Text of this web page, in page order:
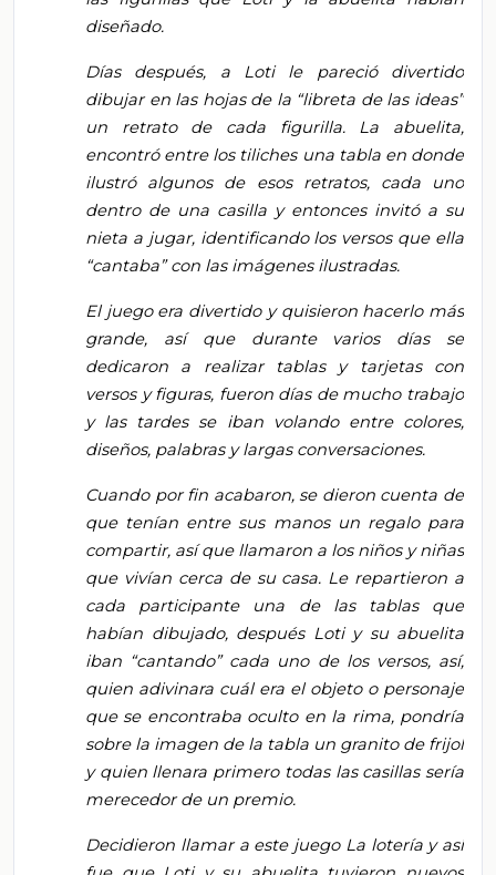
diseñado.
Días después, a Loti le pareció divertido
dibujar en las hojas de la “libreta de las ideas”
un retrato de cada figurilla. La abuelita,
encontró entre los tiliches una tabla en donde
ilustró algunos de esos retratos, cada uno
dentro de una casilla y entonces invitó a su
nieta a jugar, identificando los versos que ella
“cantaba” con las imágenes ilustradas.
El juego era divertido y quisieron hacerlo más
grande, así que durante varios días se
dedicaron a realizar tablas y tarjetas con
versos y figuras, fueron días de mucho trabajo
y las tardes se iban volando entre colores,
diseños, palabras y largas conversaciones.
Cuando por fin acabaron, se dieron cuenta de
que tenían entre sus manos un regalo para
compartir, así que llamaron a los niños y niñas
que vivían cerca de su casa. Le repartieron a
cada participante una de las tablas que
habían dibujado, después Loti y su abuelita
iban “cantando” cada uno de los versos, así,
quien adivinara cuál era el objeto o personaje
que se encontraba oculto en la rima, pondría
sobre la imagen de la tabla un granito de frijol
y quien llenara primero todas las casillas sería
merecedor de un premio.
Decidieron llamar a este juego La lotería y así